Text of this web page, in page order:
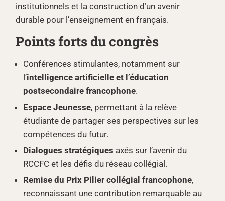
institutionnels et la construction d’un avenir
durable pour l’enseignement en français.
Points forts du congrès
Conférences stimulantes, notamment sur
l’intelligence artificielle et l’éducation
postsecondaire francophone.
Espace Jeunesse, permettant à la relève
étudiante de partager ses perspectives sur les
compétences du futur.
Dialogues stratégiques axés sur l’avenir du
RCCFC et les défis du réseau collégial.
Remise du Prix Pilier collégial francophone,
reconnaissant une contribution remarquable au